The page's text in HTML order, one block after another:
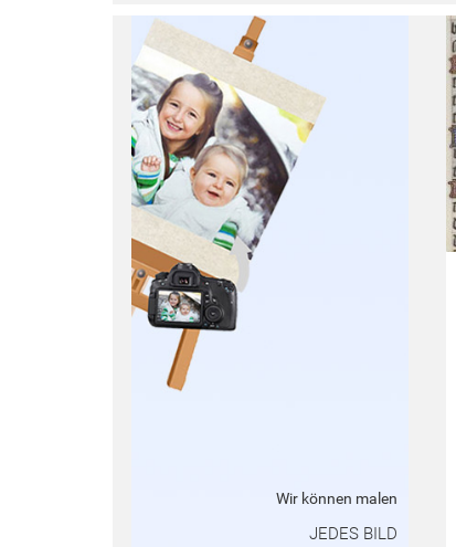
Wir können malen
JEDES BILD